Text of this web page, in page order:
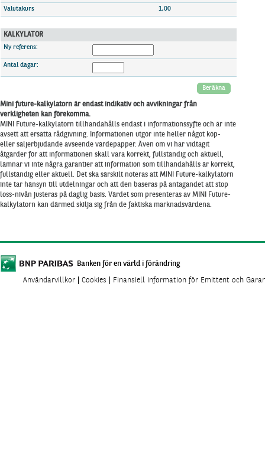
Valutakurs 1,00
KALKYLATOR
Ny referens:
Antal dagar:
Beräkna
Mini future-kalkylatorn är endast indikativ och avvikningar från
verkligheten kan förekomma.
MINI Future-kalkylatorn tillhandahålls endast i informationssyfte och är inte
avsett att ersätta rådgivning. Informationen utgör inte heller något köp-
eller säljerbjudande avseende värdepapper. Även om vi har vidtagit
åtgärder för att informationen skall vara korrekt, fullständig och aktuell,
lämnar vi inte några garantier att information som tillhandahålls är korrekt,
fullständig eller aktuell. Det ska särskilt noteras att MINI Future-kalkylatorn
inte tar hänsyn till utdelningar och att den baseras på antagandet att stop
loss-nivån justeras på daglig basis. Värdet som presenteras av MINI Future-
kalkylatorn kan därmed skilja sig från de faktiska marknadsvärdena.
Banken för en värld i förändring
Användarvillkor Cookies Finansiell information för Emittent och